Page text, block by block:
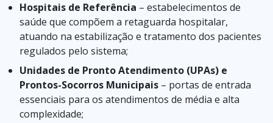
Hospitais de Referência – estabelecimentos de
saúde que compõem a retaguarda hospitalar,
atuando na estabilização e tratamento dos pacientes
regulados pelo sistema;
Unidades de Pronto Atendimento (UPAs) e
Prontos-Socorros Municipais – portas de entrada
essenciais para os atendimentos de média e alta
complexidade;